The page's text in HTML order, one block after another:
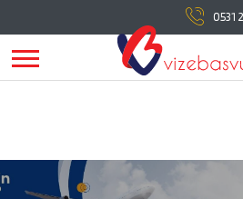
tüm vize başvuru
yanınızda!vizebasvur.com
koşullarına uygun olarak farklı
hizmetlerine yeni konular eklemeye
0531